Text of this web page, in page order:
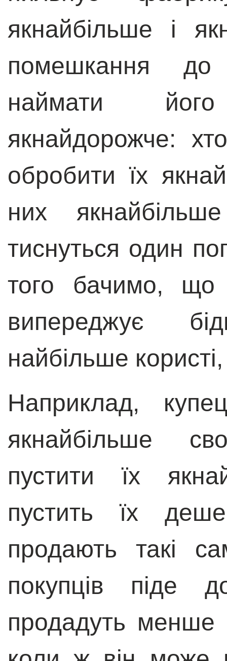
якнайбільше і
помешкання до
наймати
якнайдорожче:
обробити їх
них
тиснуться один
того бачимо, що
випереджує
найбільше
Наприклад,
якнайбільше
пустити їх
пустить їх
продають такі
покупців піде
продадуть менше